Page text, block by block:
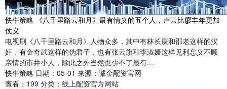
快牛策略 《八千里路云和月》最有情义的五个人，卢云比廖丰年更加
仗义
电视剧《八千里路云和月》人物众多，其中有林长庚和邵老这样的汉
奸，有金奇武这样的伪君子，也有张云旗和李淑媛这样见利忘义不顾
亲情的市井小人，除此之外当然也少不了最有....
快牛策略 日期：05-01 来源：诚金配资官网
查看： 199 分类： 线上配资官方网站